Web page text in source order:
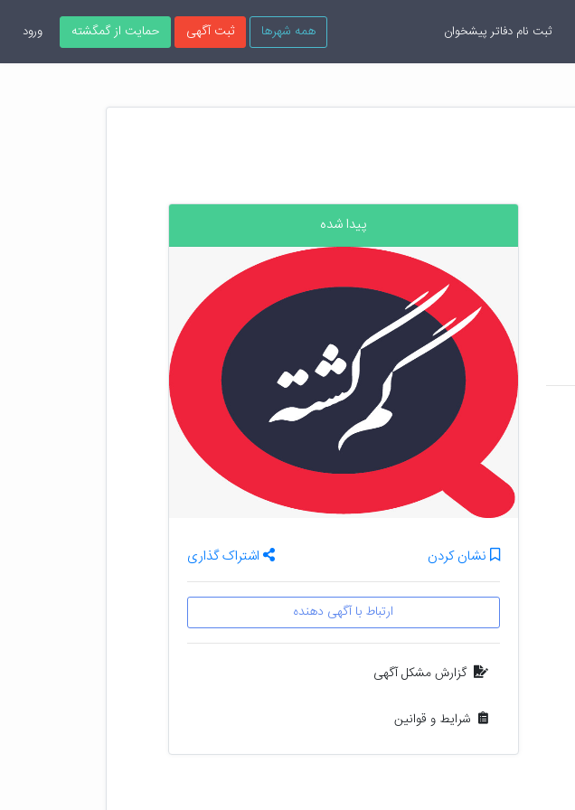
همه شهرها ثبت آگهی حمایت از گمگشته ورود ثبت نام دفاتر پیشخوان
پیدا شده
نشان کردن اشتراک گذاری
ارتباط با آگهی دهنده
گزارش مشکل آگهی
شرایط و قوانین